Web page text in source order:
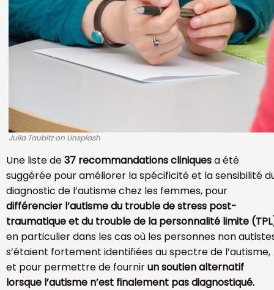
Julia Taubitz on Unsplash
Une liste de37 recommandations cliniquesa été
suggérée pour améliorer la spécificité et la sensibilité
diagnostic de l’autisme chez les femmes, pour
différencier l’autisme du trouble de stress post-
traumatique et du trouble de la personnalité limite
en particulier dans les cas où les personnes non
s’étaient fortement identifiées au spectre de l’autisme,
et pour permettre de fournirun soutien alternatif
lorsque l’autisme n’est finalement pas diagnostiqué.